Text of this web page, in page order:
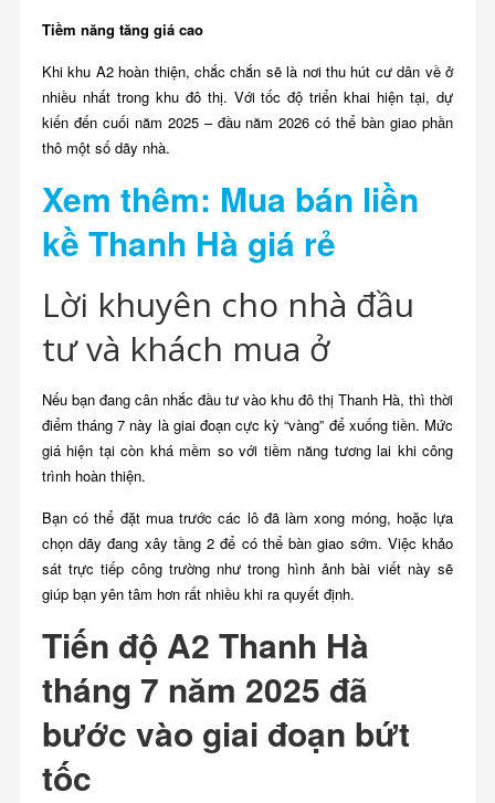
Tiềm năng tăng giá cao
Khi khu A2 hoàn thiện, chắc chắn sẽ là nơi thu hút cư dân về ở
nhiều nhất trong khu đô thị. Với tốc độ triển khai hiện tại, dự
kiến đến cuối năm 2025 – đầu năm 2026 có thể bàn giao phần
thô một số dãy nhà.
Xem thêm: Mua bán liền
kề Thanh Hà giá rẻ
Lời khuyên cho nhà đầu
tư và khách mua ở
Nếu bạn đang cân nhắc đầu tư vào khu đô thị Thanh Hà, thì thời
điểm tháng 7 này là giai đoạn cực kỳ “vàng” để xuống tiền. Mức
giá hiện tại còn khá mềm so với tiềm năng tương lai khi công
trình hoàn thiện.
Bạn có thể đặt mua trước các lô đã làm xong móng, hoặc lựa
chọn dãy đang xây tầng 2 để có thể bàn giao sớm. Việc khảo
sát trực tiếp công trường như trong hình ảnh bài viết này sẽ
giúp bạn yên tâm hơn rất nhiều khi ra quyết định.
Tiến độ A2 Thanh Hà
tháng 7 năm 2025 đã
bước vào giai đoạn bứt
tốc